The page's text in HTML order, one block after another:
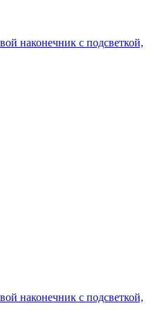
наконечник с подсветкой,
наконечник с подсветкой,